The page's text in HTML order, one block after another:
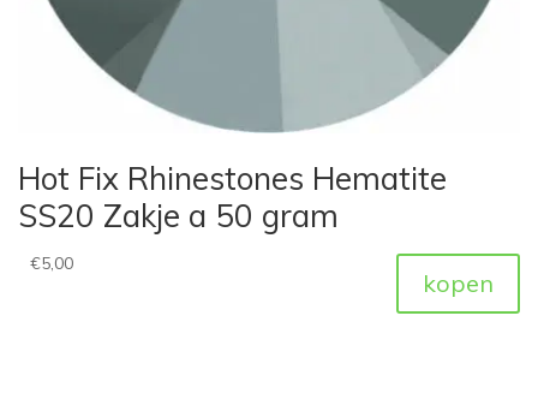
Hot Fix Rhinestones Hematite
SS20 Zakje a 50 gram
€5,00
kopen